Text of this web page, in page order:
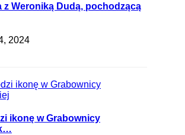
z Weroniką Dudą, pochodzącą
2024
ikonę w Grabownicy